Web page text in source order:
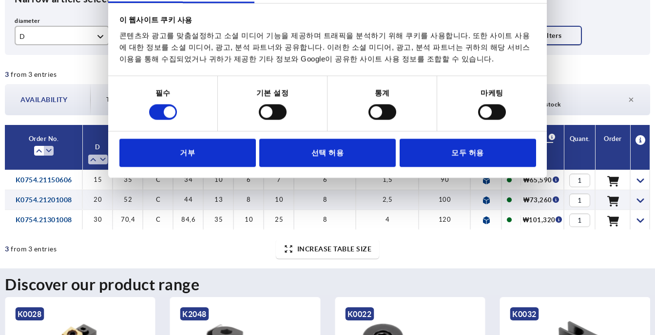
이 웹사이트 쿠키 사용
콘텐츠와 광고를 맞춤설정하고 소셜 미디어 기능을 제공하며 트래픽을 분석하기 위해 쿠키를 사용합니다. 또한 사이트 사용
에 대한 정보를 소셜 미디어, 광고, 분석 파트너와 공유합니다. 이러한 소셜 미디어, 광고, 분석 파트너는 귀하의 해당 서비스
이용을 통해 수집되었거나 귀하가 제공한 기타 정보와 Google이 공유한 사이트 사용 정보를 조합할 수 있습니다.
필수 기본 설정 통계 마케팅
거부 선택 허용 모두 허용
D
20
35
52
Form
C
H
34
44
H1
10
13
3 from 3 entries INCREASE TABLE SIZE
AVAILABILITY The availabilities are updated several times a day at regular intervals.
27 days +
10-26 business days
Currently out of stock
Order No.
D
slot width
CAD
Availability
Quant. Order
K0754.21150606 15 35 C 34 10 6 7 6 1,5 90 ₩65,590
K0754.21201008 20 52 C 44 13 8 10 8 2,5 100 ₩73,260
K0754.21301008 30 70,4 C 84,6 35 10 25 8 4 120 ₩101,320
3 from 3 entries INCREASE TABLE SIZE
Discover our product range